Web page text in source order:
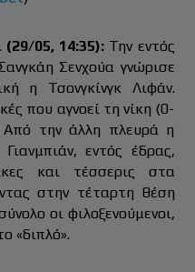
(29/05, 14:35): Την εντός
Σενχούα γνώρισε
η Τσονγκίνγκ Λιφάν.
που αγνοεί τη νίκη (0-
την άλλη πλευρά η
εντός έδρας,
και τέσσερις στα
στην τέταρτη θέση
οι φιλοξενούμενοι,
«διπλό».